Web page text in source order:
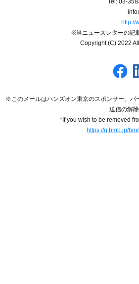
Tel: 03-
http://
※当ニュースレターの記
Copyright (C) 2022
※このメールはハンズオン東京のスポンサー、パ
送信の解
*If you wish to be removed
https://g.bmb.jp/